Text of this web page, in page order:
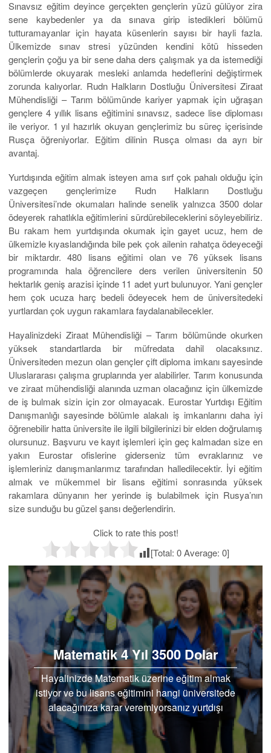
Matematik alanında isim yapmış sayısız bilim adamının yer aldığı
üniversitenin bilime verdiği değer oldukça yüksektir. Üniversite
teknolojik olarak kendisini sürekli yenilemekte ve
geliştirmektedir. Üniversite bütün kampüs olanakları gençlerin
daha iyi eğitim alabilmeleri için hazırlamakta ve böylece verdiği
eğitim standardını her an daha da yukarı çıkarmaktadır.
Matematik bölümünden mezun olan öğrenciler finans, bilgisayar,
istatistik ya da mühendislik gibi alanlarda çok rahat bir şekilde iş
bulabilirler. Eğitimler sırasında teorik matematik bilginizi
geliştireceğiniz gibi uygulamalı matematik kombinasyonları
sayesinde yetişmiş bir iş gücü olacaksınız. Senede 3500 dolar
olan harç bedeli yurt dışında okuma hayalinizi destekleyecek
Sadece bilimsel olarak değil gündelik hayatta da her zaman
karşımıza çıkan Matematik üniversite lisans bölümleri içinde en
popüler olanlardan bir tanesidir. Bu bölümde okuyan gençlerimiz
bir yıllık Rusça hazırlık ardından 4 sene lisans eğitimi alırlar.
Finansal analizci ya da araştırmacı olarak çalışabileceğiniz gibi
mezun olduktan sonra istatistikçi yahut sistem analisti olarak da
dünyanın her yerinde iş bulabilirsiniz. Özellikle ana diliniz gibi
Rusça konuşacağınız için tercih edilen biri haline geleceksiniz.
Her yıl Türk öğrencilerinin yoğun bir şekilde başvuruda
bulunduğu Rudn Halkların Dostluğu Üniversitesi Matematik
Bunun dışında gençlerin herhangi bir sınava girmesine gerek yok
ve aynı zamanda uygulanan bir baraj sistemi de yoktur.
Eurostar Yurtdışı Eğitim Danışmanlığı farkıyla siz de dünyanın
her yerinde eğitim alan Türk gençlerinin sahip olduğu bu şansa
ortak olabilirsiniz. Yazılım geliştirme konusunda gelişiminizi
sağlayacak olan Matematik bölümü uluslararası araştırma
imkânına sahip bir üniversitede okumanın avantajıyla size harika
bir geleceğin kapılarını açacak. Eurostar danışmanlık ofislerine
gittiğinizde bölümle alakalı her türlü bilgiyi elde edebilirsiniz. Farklı
kariyer imkanlarının sunulduğu üniversitede yurt imkanları da
bulunmaktadır. Moskova içinde yer alması nedeniyle pek çok
festivale ve öğrenci etkinliklerine kolayca erişim sağlayabilirsiniz.
Hayat standartlarının öğrenciler için çok uygun olduğu Rusya’da
danışmanlarından yardım alabilirsiniz. Başvuru tarihlerini
geçirmeden kayıt yaptırabilmek için size en yakın ofislere
gidebilirsiniz.
Son Yazılar
Ziraat Mühendisliği Tarım 4 Yıl 3500 Dolar
Veterinerlik (i̇ngilizce) 5 Yıl 4500 Dolar
Veterinerlik 5 Yıl 3500 Dolar
Uluslararası Ticaret 4 Yıl 5100 Dolar
Uluslararası İlişkiler 4 Yıllık 5.500 Dolar